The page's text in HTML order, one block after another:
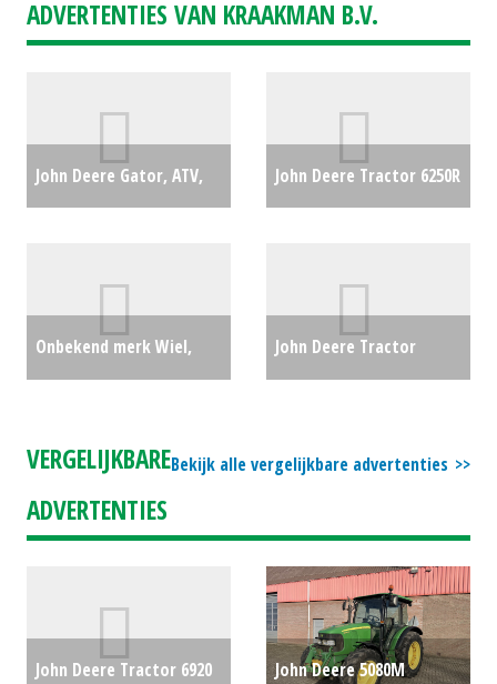
ADVERTENTIES VAN KRAAKMAN B.V.
John Deere Gator, ATV,
MACHINE (HG) #27812
€19750
John Deere Tractor 6250R
Onbekend merk Wiel,
John Deere Tractor
Bekijk alle vergelijkbare advertenties
VERGELIJKBARE
ADVERTENTIES
John Deere Tractor 6920
John Deere 5080M